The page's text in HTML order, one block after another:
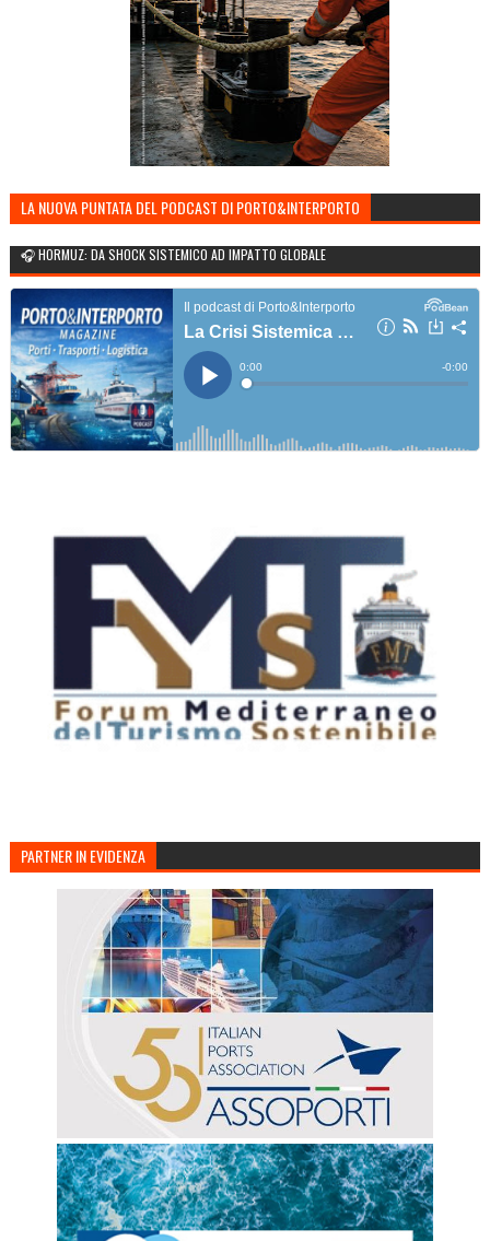
LA NUOVA PUNTATA DEL PODCAST DI PORTO&INTERPORTO
🎧 HORMUZ: DA SHOCK SISTEMICO AD IMPATTO GLOBALE
PARTNER IN EVIDENZA